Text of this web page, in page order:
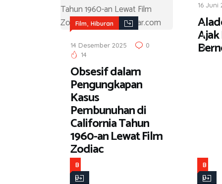
Film Hiburan
14 Desember 2025
0
14
Obsesif dalam
Pengungkapan
Kasus
Pembunuhan di
California Tahun
1960-an Lewat Film
Zodiac
m
,
H
i
16 Juni
B
u
B
u